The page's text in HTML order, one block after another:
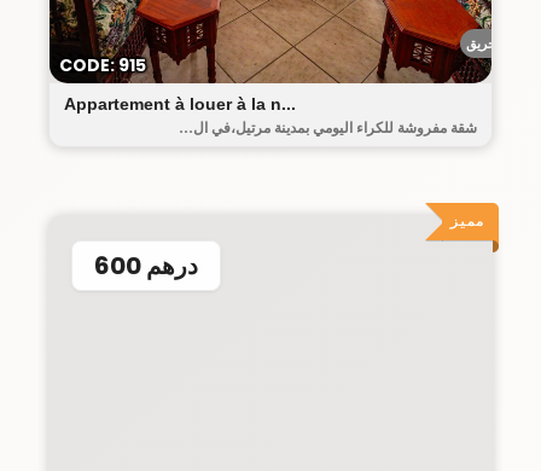
أحريق
Appartement à louer à la n...
شقة مفروشة للكراء اليومي بمدينة مرتيل،في ال...
CODE: 915
مميز
600 درهم